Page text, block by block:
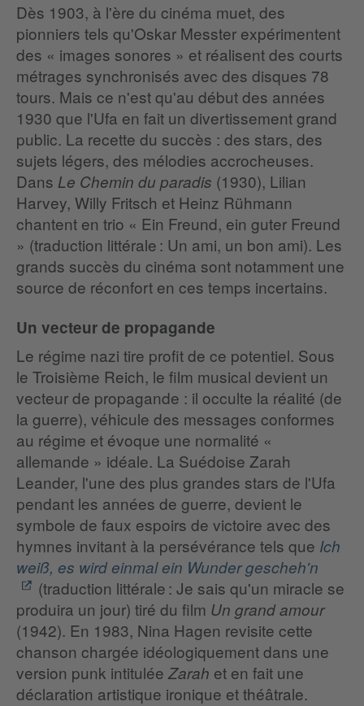
Dès 1903, à l'ère du cinéma muet, des
pionniers tels qu'Oskar Messter expérimentent
des « images sonores » et réalisent des courts
métrages synchronisés avec des disques 78
tours. Mais ce n'est qu'au début des années
1930 que l'Ufa en fait un divertissement grand
public. La recette du succès : des stars, des
sujets légers, des mélodies accrocheuses.
Dans Le Chemin du paradis (1930), Lilian
Harvey, Willy Fritsch et Heinz Rühmann
chantent en trio « Ein Freund, ein guter Freund
» (traduction littérale : Un ami, un bon ami). Les
grands succès du cinéma sont notamment une
source de réconfort en ces temps incertains.
Un vecteur de propagande
Le régime nazi tire profit de ce potentiel. Sous
le Troisième Reich, le film musical devient un
vecteur de propagande : il occulte la réalité (de
la guerre), véhicule des messages conformes
au régime et évoque une normalité «
allemande » idéale. La Suédoise Zarah
Leander, l'une des plus grandes stars de l'Ufa
pendant les années de guerre, devient le
symbole de faux espoirs de victoire avec des
hymnes invitant à la persévérance tels que Ich
weiß, es wird einmal ein Wunder gescheh'n
(traduction littérale : Je sais qu'un miracle se
produira un jour) tiré du film Un grand amour
(1942). En 1983, Nina Hagen revisite cette
chanson chargée idéologiquement dans une
version punk intitulée Zarah et en fait une
déclaration artistique ironique et théâtrale.